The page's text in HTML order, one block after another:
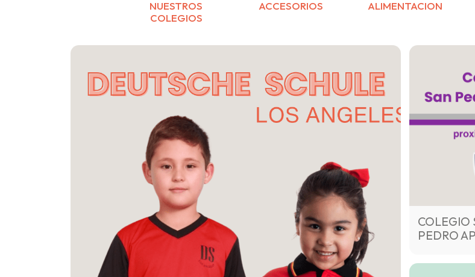
NUESTROS
COLEGIOS
ACCESORIOS ALIMENTACION
COLEGIO
PEDRO